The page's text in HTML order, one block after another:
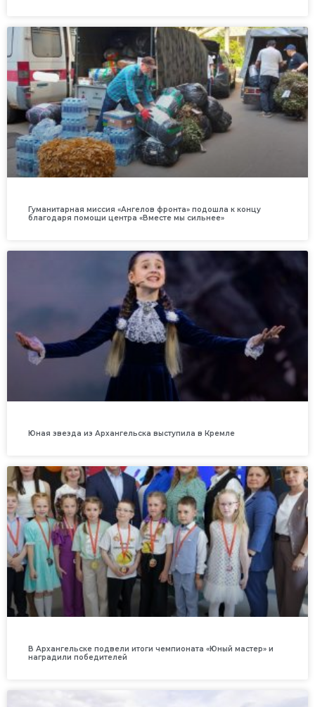
Гуманитарная миссия «Ангелов фронта» подошла к концу
благодаря помощи центра «Вместе мы сильнее»
Юная звезда из Архангельска выступила в Кремле
В Архангельске подвели итоги чемпионата «Юный мастер» и
наградили победителей